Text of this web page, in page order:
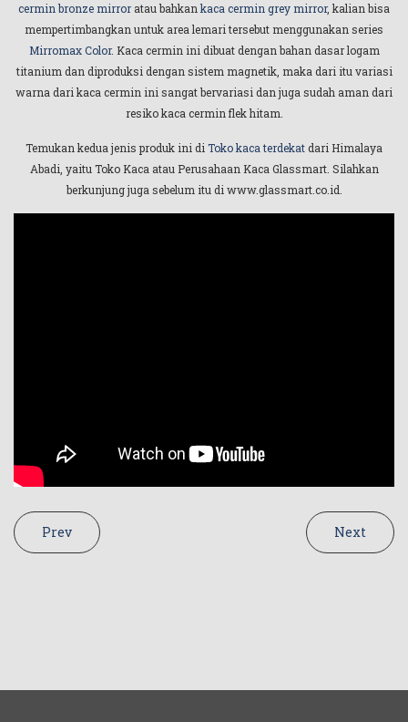
cermin bronze mirror atau bahkan kaca cermin grey mirror, kalian bisa
mempertimbangkan untuk area lemari tersebut menggunakan series
Mirromax Color. Kaca cermin ini dibuat dengan bahan dasar logam
titanium dan diproduksi dengan sistem magnetik, maka dari itu variasi
warna dari kaca cermin ini sangat bervariasi dan juga sudah aman dari
resiko kaca cermin flek hitam.
Temukan kedua jenis produk ini di Toko kaca terdekatdari Himalaya
Abadi, yaitu Toko Kaca atau Perusahaan Kaca Glassmart. Silahkan
berkunjung juga sebelum itu di www.glassmart.co.id.
Prev Next